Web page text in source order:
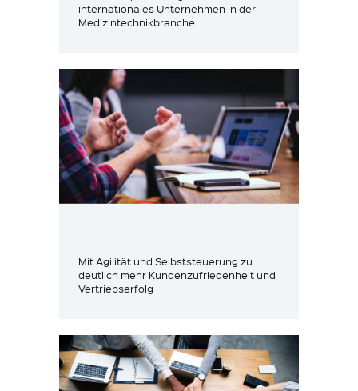
internationales Unternehmen in der
Medizintechnikbranche
Mit Agilität und Selbststeuerung zu
deutlich mehr Kundenzufriedenheit und
Vertriebserfolg